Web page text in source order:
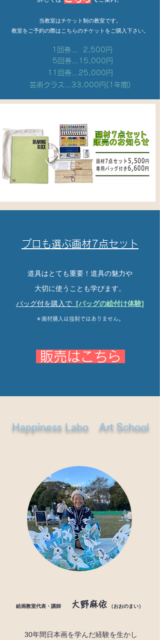
当教室はチケット制の教室です。
​教室をご予約の際はこちらのチケットをご購入下さい。
1回券… 2,500円
5回券…15,000円
11回券…25,000円
​芸術クラス…33,000円(1年間)
プロも選ぶ画材7点セット
道具はとても重要！道具の魅力や
大切に使うことも学びます。
バッグ付を購入で [バッグの絵付け体験]
​＊画材購入は強制ではありません。
販売はこちら
Happiness Labo Art School
絵画教室代表・講師 大野麻依（おおのまい）
30年間日本画を学んだ経験を生かし